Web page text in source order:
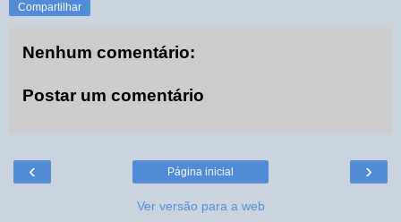
Compartilhar
Nenhum comentário:
Postar um comentário
‹ ›
Página inicial
Ver versão para a web